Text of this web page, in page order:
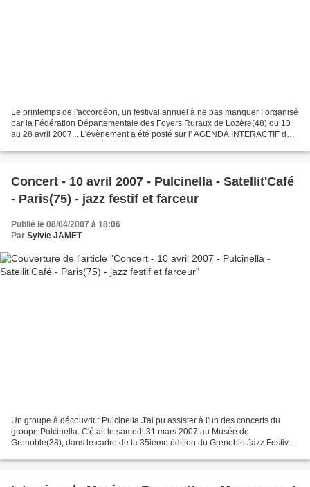
Le printemps de l'accordéon, un festival annuel à ne pas manquer ! organisé
par la Fédération Départementale des Foyers Ruraux de Lozère(48) du 13
au 28 avril 2007... L'évènement a été posté sur l' AGENDA INTERACTIF de
Concert - 10 avril 2007 - Pulcinella - Satellit'Café
- Paris(75) - jazz festif et farceur
Publié le 08/04/2007 à 18:06
Par Sylvie JAMET
Un groupe à découvrir : Pulcinella J'ai pu assister à l'un des concerts du
groupe Pulcinella. C'était le samedi 31 mars 2007 au Musée de
Grenoble(38), dans le cadre de la 35ième édition du Grenoble Jazz Festival,